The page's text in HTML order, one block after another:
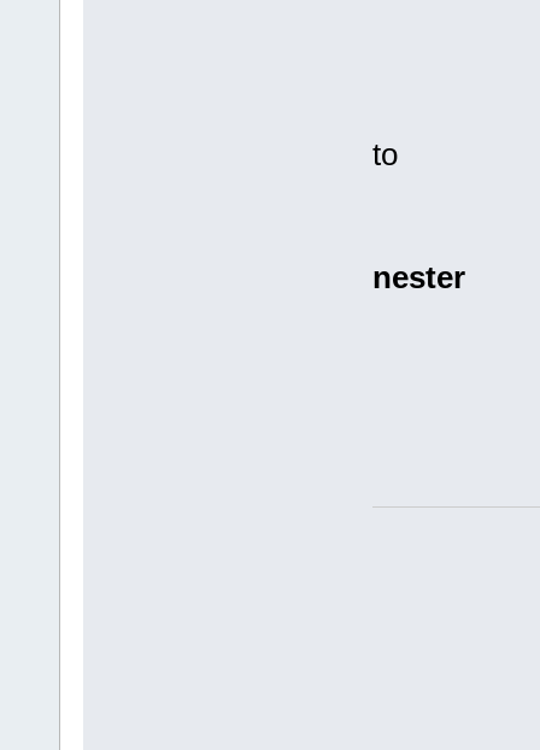
to
nester